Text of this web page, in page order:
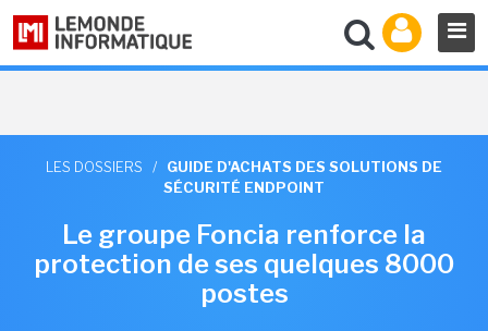
LES DOSSIERS /
GUIDE D'ACHATS DES SOLUTIONS DE
SÉCURITÉ ENDPOINT
Le groupe Foncia renforce la
protection de ses quelques 8000
postes